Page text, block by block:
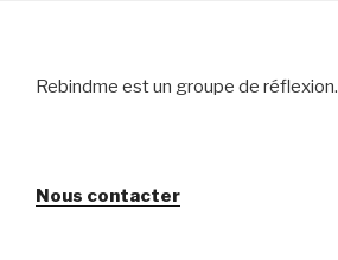
Rebindme est un groupe de réflexion.
Nous contacter